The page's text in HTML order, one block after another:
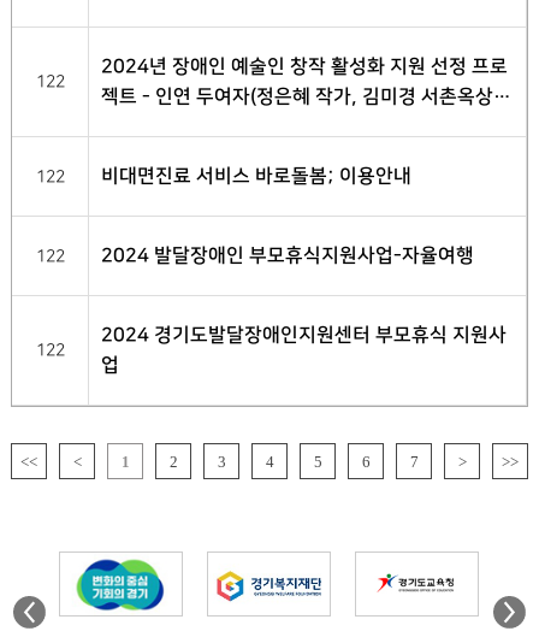
122
2024년 장애인 예술인 창작 활성화 지원 선정 프로
젝트 - 인연 두여자(정은혜 작가, 김미경 서촌옥상화
122 비대면진료 서비스 바로돌봄; 이용안내
122 2024 발달장애인 부모휴식지원사업-자율여행
122
2024 경기도발달장애인지원센터 부모휴식 지원사
업
<< < 1 2 3 4 5 6 7 > >>